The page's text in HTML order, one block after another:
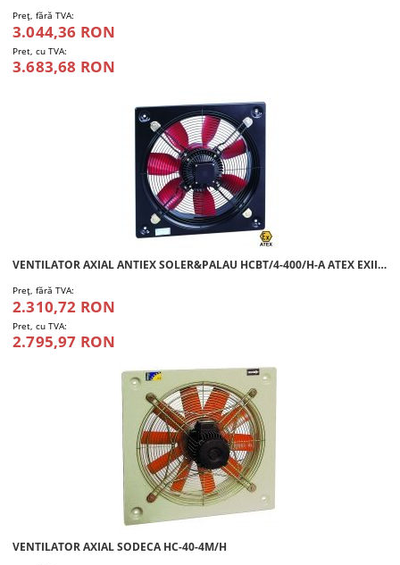
Preţ, fără TVA:
3.044,36 RON
Pret, cu TVA:
3.683,68 RON
VENTILATOR AXIAL ANTIEX SOLER&PALAU HCBT/4-400/H-A ATEX EXII2G EX-EB IIBT3 GB
Preţ, fără TVA:
2.310,72 RON
Pret, cu TVA:
2.795,97 RON
VENTILATOR AXIAL SODECA HC-40-4M/H